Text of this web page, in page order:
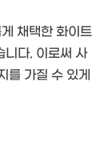
채택한 화이트
니다. 이로써 사
를 가질 수 있게